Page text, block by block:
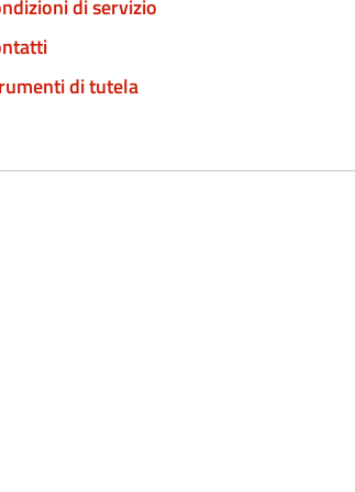
di servizio
di tutela